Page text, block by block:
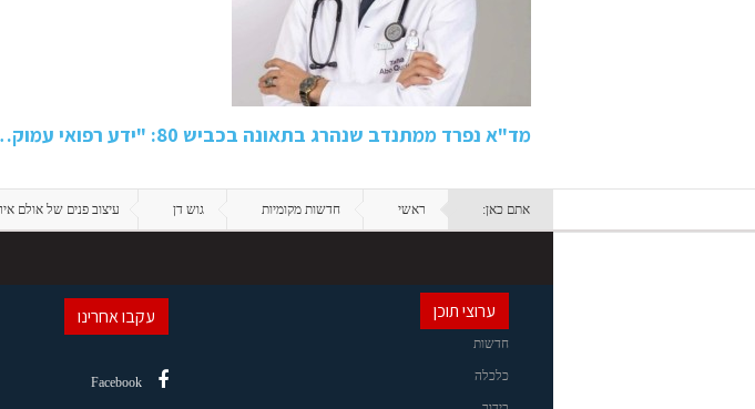
מד"א נפרד ממתנדב שנהרג בתאונה בכביש 80: "ידע רפואי עמוק…
אתם כאן: ראשי חדשות מקומיות גוש דן עיצוב פנים של אולם
ערוצי תוכן
חדשות
כלכלה
עקבו אחרינו
Facebook